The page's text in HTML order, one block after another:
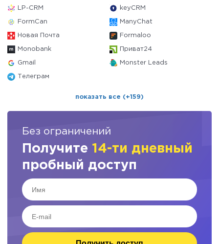
LP-CRM keyCRM
FormCan ManyChat
Новая Почта Formaloo
Monobank Приват24
Gmail Monster Leads
Телеграм
показать все (+159)
Без ограничений
Получите 14-ти дневный
пробный доступ